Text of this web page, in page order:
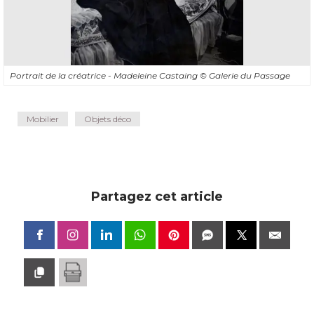
Portrait de la créatrice - Madeleine Castaing © Galerie du Passage
Mobilier Objets déco
Partagez cet article